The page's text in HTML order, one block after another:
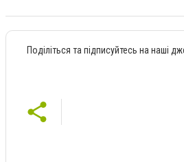
Поділіться та підписуйтесь на наші